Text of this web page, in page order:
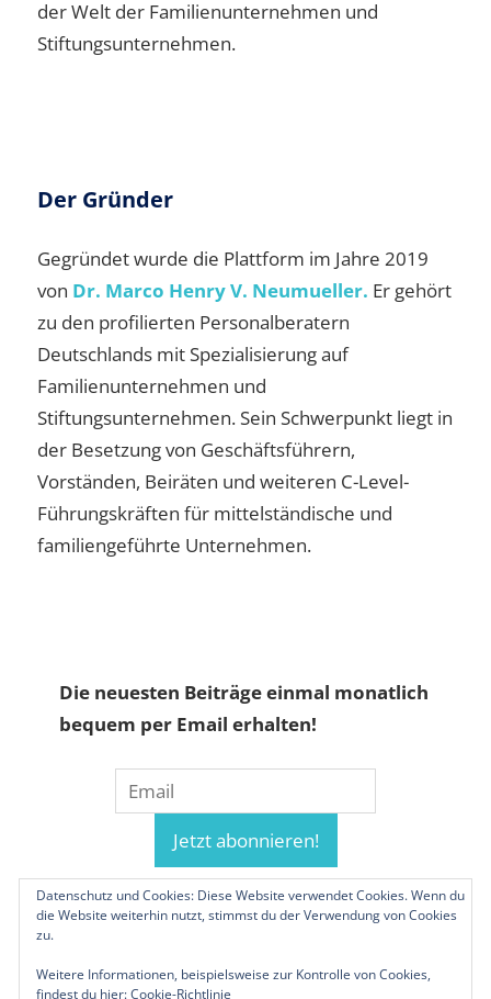
der Welt der Familienunternehmen und
Stiftungsunternehmen.
Der Gründer
Gegründet wurde die Plattform im Jahre 2019
von Dr. Marco Henry V. Neumueller. Er gehört
zu den profilierten Personalberatern
Deutschlands mit Spezialisierung auf
Familienunternehmen und
Stiftungsunternehmen. Sein Schwerpunkt liegt in
der Besetzung von Geschäftsführern,
Vorständen, Beiräten und weiteren C-Level-
Führungskräften für mittelständische und
familiengeführte Unternehmen.
Die neuesten Beiträge einmal monatlich
bequem per Email erhalten!
Datenschutz und Cookies: Diese Website verwendet Cookies. Wenn du
die Website weiterhin nutzt, stimmst du der Verwendung von Cookies
zu.
Weitere Informationen, beispielsweise zur Kontrolle von Cookies,
findest du hier:Cookie-Richtlinie